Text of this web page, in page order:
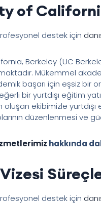
of
destek için
Berkeley (UC
Mükemmel
başarı için eşsiz bir
bir yurtdışı eğitim
oluşan ekibimizle
düzenlenmesi ve
hakkında
destek için